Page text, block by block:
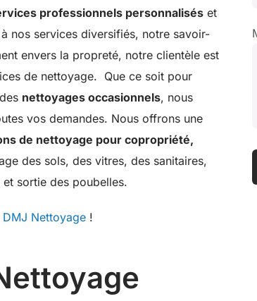
professionnels personnalisés et
nos services diversifiés, notre savoir-
envers la propreté, notre clientèle est
de nettoyage.
Que ce soit pour
nettoyages occasionnels, nous
vos demandes. Nous offrons une
de nettoyage pour copropriété,
des sols, des vitres, des sanitaires,
et sortie des poubelles.
DMJ Nettoyage !